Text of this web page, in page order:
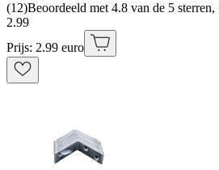
(12)Beoordeeld met 4.8 van de 5
2.99
Prijs: 2.99 euro